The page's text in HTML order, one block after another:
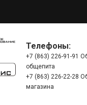
Телефоны:
+7 (863) 226-91-91
общепита
+7 (863) 226-22-28
магазина